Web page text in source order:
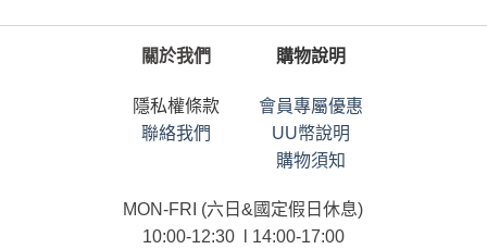
關於我們
隱私權條款
聯絡我們
購物說明
會員專屬優惠
UU幣說明
購物須知
MON-FRI (六日&國定假日休息)
10:00-12:30 l 14:00-17:00